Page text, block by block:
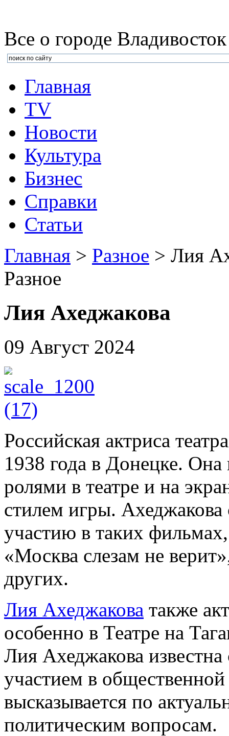
Все о городе Владивосток
Главная
TV
Новости
Культура
Бизнеc
Справки
Статьи
Главная > Разное > Лия
Разное
Лия Ахеджакова
09 Август 2024
Российская актриса
1938 года в Донецке.
ролями в театре и на
стилем игры. Ахеджакова
участию в таких
«Москва слезам не
других.
Лия Ахеджакова также
особенно в Театре на
Лия Ахеджакова
участием в
высказывается по
политическим вопросам.